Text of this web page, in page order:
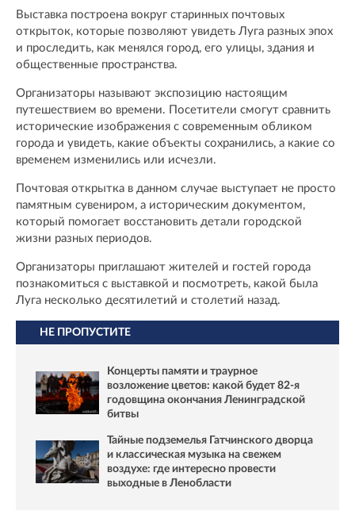
Выставка построена вокруг старинных почтовых
открыток, которые позволяют увидеть Луга разных эпох
и проследить, как менялся город, его улицы, здания и
общественные пространства.
Организаторы называют экспозицию настоящим
путешествием во времени. Посетители смогут сравнить
исторические изображения с современным обликом
города и увидеть, какие объекты сохранились, а какие со
временем изменились или исчезли.
Почтовая открытка в данном случае выступает не просто
памятным сувениром, а историческим документом,
который помогает восстановить детали городской
жизни разных периодов.
Организаторы приглашают жителей и гостей города
познакомиться с выставкой и посмотреть, какой была
Луга несколько десятилетий и столетий назад.
НЕ ПРОПУСТИТЕ
Концерты памяти и траурное
возложение цветов: какой будет 82-я
годовщина окончания Ленинградской
битвы
Тайные подземелья Гатчинского дворца
и классическая музыка на свежем
воздухе: где интересно провести
выходные в Ленобласти